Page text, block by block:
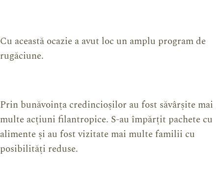
Cu această ocazie a avut loc un amplu program de
rugăciune.
Prin bunăvoința credincioșilor au fost săvârșite mai
multe acțiuni filantropice. S-au împărțit pachete cu
alimente și au fost vizitate mai multe familii cu
posibilități reduse.